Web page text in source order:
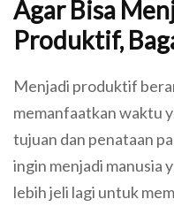
Agar Bisa
Produktif,
Menjadi produktif
memanfaatkan waktu
tujuan dan penataan
ingin menjadi manusia
lebih jeli lagi untuk